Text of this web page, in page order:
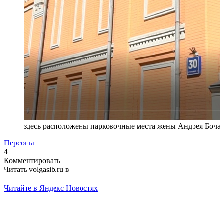
здесь расположены парковочные места жены Андрея
Персоны
4
Комментировать
Читать volgasib.ru в
Читайте в Яндекс Новостях